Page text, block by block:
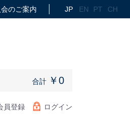
会のご案内 JP EN PT CH
合計 ￥0
員登録 ログイン